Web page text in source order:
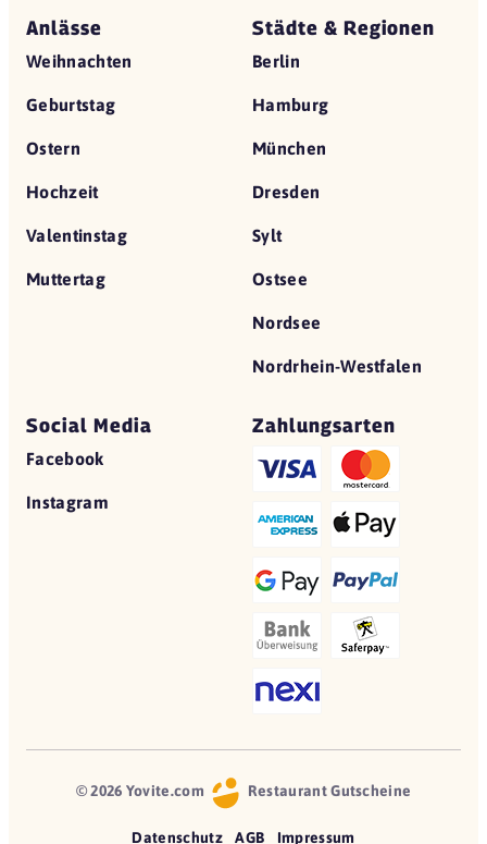
Anlässe
Weihnachten
Geburtstag
Ostern
Hochzeit
Valentinstag
Muttertag
Städte & Regionen
Berlin
Hamburg
München
Dresden
Sylt
Ostsee
Nordsee
Nordrhein-Westfalen
Social Media
Facebook
Instagram
Zahlungsarten
© 2026 Yovite.com Restaurant Gutscheine
Datenschutz AGB Impressum